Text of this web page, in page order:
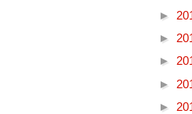
►
►
►
►
►